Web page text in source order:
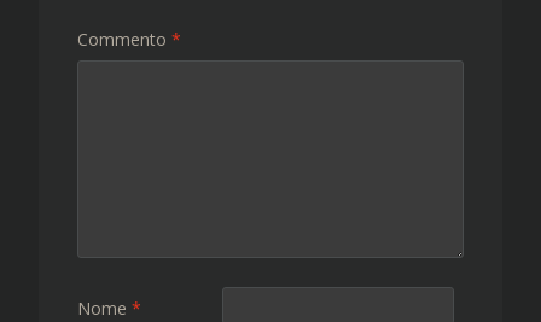
Commento *
Nome *